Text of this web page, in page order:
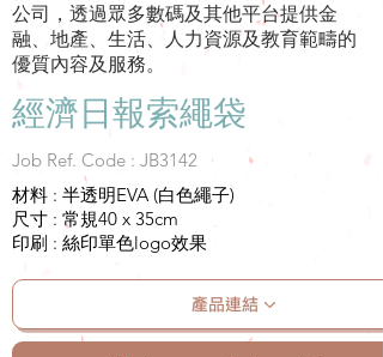
公司，透過眾多數碼及其他平台提供金
融、地產、生活、人力資源及教育範疇的
優質內容及服務。
經濟日報索繩袋
Job Ref. Code : JB3142
材料 : 半透明EVA (白色繩子)
尺寸 : 常規40 x 35cm
印刷 : 絲印單色logo效果
產品連結